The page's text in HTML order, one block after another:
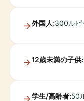
外国人:300ルピ
12歳未満の子供:
学生/高齢者:50